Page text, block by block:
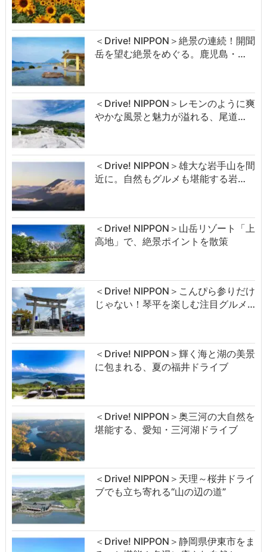
＜Drive! NIPPON＞絶景の連続！開聞
岳を望む絶景をめぐる。鹿児島・…
＜Drive! NIPPON＞レモンのように爽
やかな風景と魅力が溢れる、尾道…
＜Drive! NIPPON＞雄大な岩手山を間
近に。自然もグルメも堪能する岩…
＜Drive! NIPPON＞山岳リゾート「上
高地」で、絶景ポイントを散策
＜Drive! NIPPON＞こんぴら参りだけ
じゃない！琴平を楽しむ注目グルメ…
＜Drive! NIPPON＞輝く海と湖の美景
に包まれる、夏の福井ドライブ
＜Drive! NIPPON＞奥三河の大自然を
堪能する、愛知・三河湖ドライブ
＜Drive! NIPPON＞天理～桜井ドライ
ブでも立ち寄れる“山の辺の道”
＜Drive! NIPPON＞静岡県伊東市をま